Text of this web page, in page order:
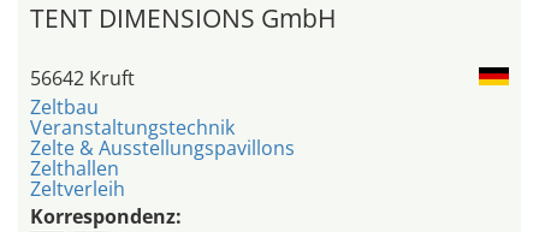
TENT DIMENSIONS GmbH
56642 Kruft
Zeltbau
Veranstaltungstechnik
Zelte & Ausstellungspavillons
Zelthallen
Zeltverleih
Korrespondenz: